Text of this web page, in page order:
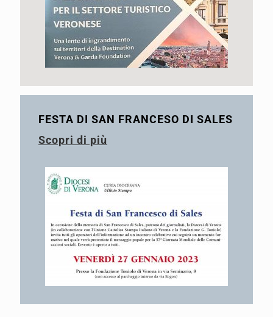
FESTA DI SAN FRANCESO DI SALES
Scopri di più